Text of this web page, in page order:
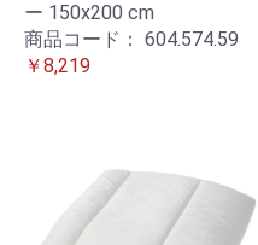
ー 150x200 cm
商品コード： 604.574.59
￥8,219